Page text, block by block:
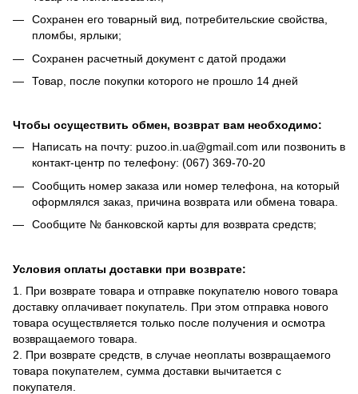
Сохранен его товарный вид, потребительские свойства,
пломбы, ярлыки;
Сохранен расчетный документ с датой продажи
Товар, после покупки которого не прошло 14 дней
Чтобы осуществить обмен, возврат вам необходимо:
Написать на почту: puzoo.in.ua@gmail.com или позвонить в
контакт-центр по телефону: (067) 369-70-20
Сообщить номер заказа или номер телефона, на который
оформлялся заказ, причина возврата или обмена товара.
Сообщите № банковской карты для возврата средств;
Условия оплаты доставки при возврате:
1. При возврате товара и отправке покупателю нового товара
доставку оплачивает покупатель. При этом отправка нового
товара осуществляется только после получения и осмотра
возвращаемого товара.
2. При возврате средств, в случае неоплаты возвращаемого
товара покупателем, сумма доставки вычитается с
покупателя.